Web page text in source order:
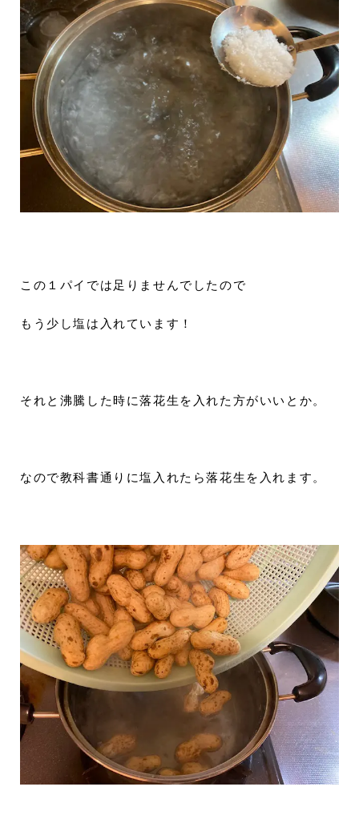
この１パイでは足りませんでしたので
もう少し塩は入れています！
それと沸騰した時に落花生を入れた方がいいとか。
なので教科書通りに塩入れたら落花生を入れます。